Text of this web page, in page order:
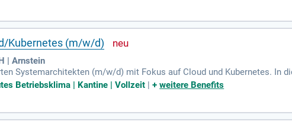
und Weichenmechaniker:innen sind herzlich willkommen.
Kubernetes (m/w/d)
| Arnstein
Systemarchitekten (m/w/d) mit Fokus auf Cloud und Kubernetes. In
eine Kubernetes-basierte Infrastruktur. Ihre Aufgaben umfassen die
Kenntnisse in Kubernetes, IoT-Kommunikation sowie gute
trägt entscheidend zum Erfolg unseres Teams bei.
Betriebsklima | Kantine | Vollzeit |+weitere Benefits